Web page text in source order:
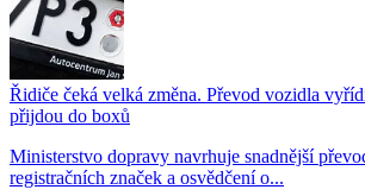
Řidiče čeká velká změna. Převod vozidla
přijdou do boxů
Ministerstvo dopravy navrhuje snadnější
registračních značek a osvědčení o...